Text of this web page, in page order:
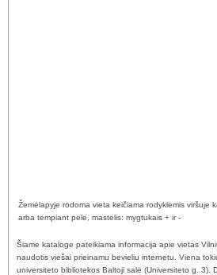
Žemėlapyje rodoma vieta keičiama rodyklėmis viršuje
arba tempiant pele, mastelis: mygtukais + ir -
Šiame kataloge pateikiama informacija apie vietas
naudotis viešai prieinamu bevieliu internetu. Viena
universiteto bibliotekos Baltoji salė (Universiteto g. 3).